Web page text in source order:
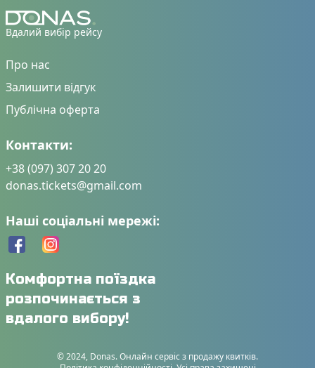
Вдалий вибір рейсу
Про нас
Залишити відгук
Публічна оферта
Контакти:
+38 (097) 307 20 20
donas.tickets@gmail.com
Наші соціальні мережі:
Комфортна поїздка
розпочинається з
вдалого вибору!
© 2024, Donas. Онлайн сервіс з продажу квитків.